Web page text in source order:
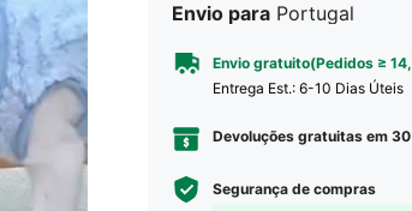
Envio para Portugal
Envio gratuito(Pedidos ≥
Entrega Est.: 6-10 Dias Úteis
Devoluções gratuitas em
Segurança de compras